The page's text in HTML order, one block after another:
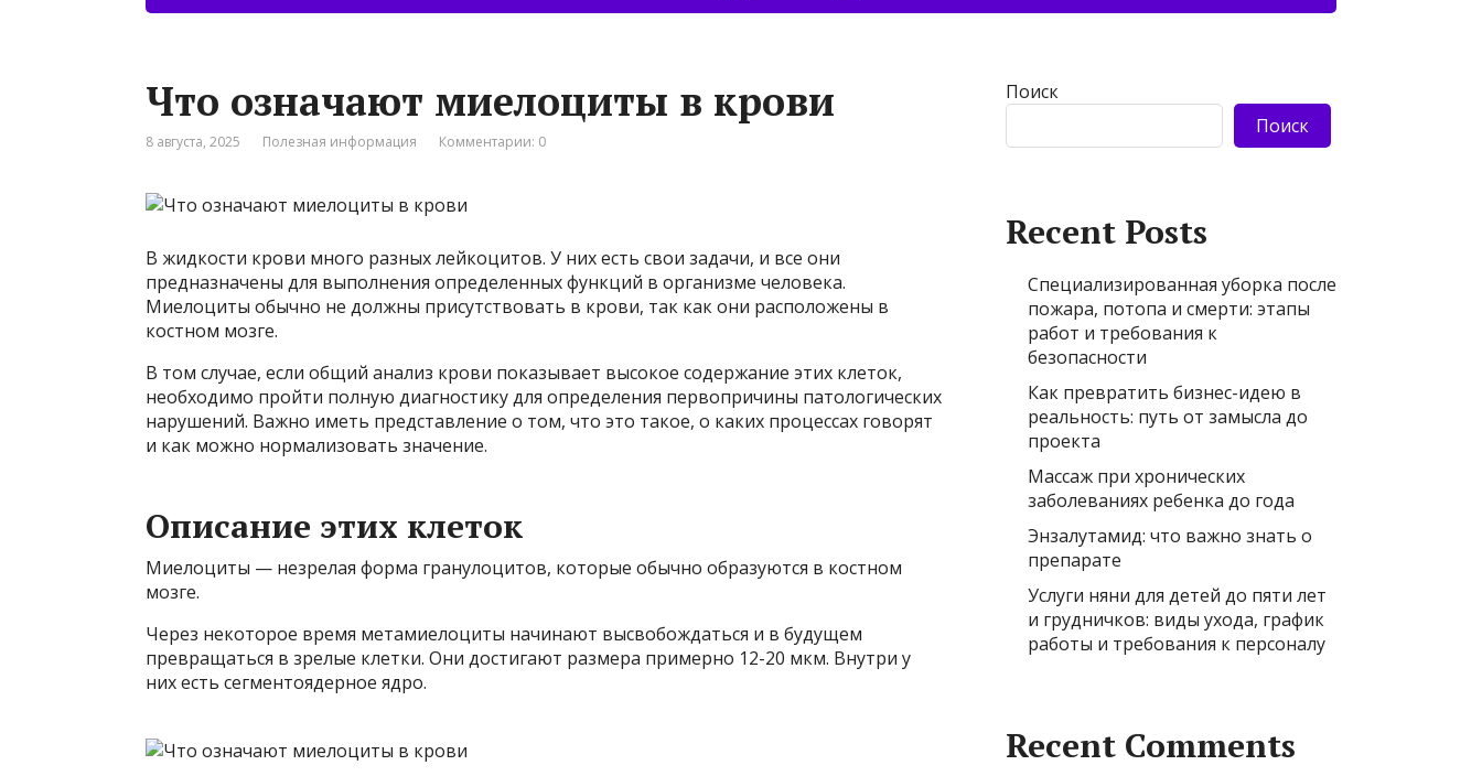
Что означают миелоциты в крови
8 августа, 2025 Полезная информация Комментарии: 0
В жидкости крови много разных лейкоцитов. У них есть свои задачи, и все они
предназначены для выполнения определенных функций в организме человека.
Миелоциты обычно не должны присутствовать в крови, так как они расположены в
костном мозге.
В том случае, если общий анализ крови показывает высокое содержание этих клеток,
необходимо пройти полную диагностику для определения первопричины патологических
нарушений. Важно иметь представление о том, что это такое, о каких процессах говорят
и как можно нормализовать значение.
Описание этих клеток
Миелоциты — незрелая форма гранулоцитов, которые обычно образуются в костном
мозге.
Через некоторое время метамиелоциты начинают высвобождаться и в будущем
превращаться в зрелые клетки. Они достигают размера примерно 12-20 мкм. Внутри у
них есть сегментоядерное ядро.
Поиск
Поиск
Recent Posts
Специализированная уборка после
пожара, потопа и смерти: этапы
работ и требования к
безопасности
Как превратить бизнес-идею в
реальность: путь от замысла до
проекта
Массаж при хронических
заболеваниях ребенка до года
Энзалутамид: что важно знать о
препарате
Услуги няни для детей до пяти лет
и грудничков: виды ухода, график
работы и требования к персоналу
Recent Comments